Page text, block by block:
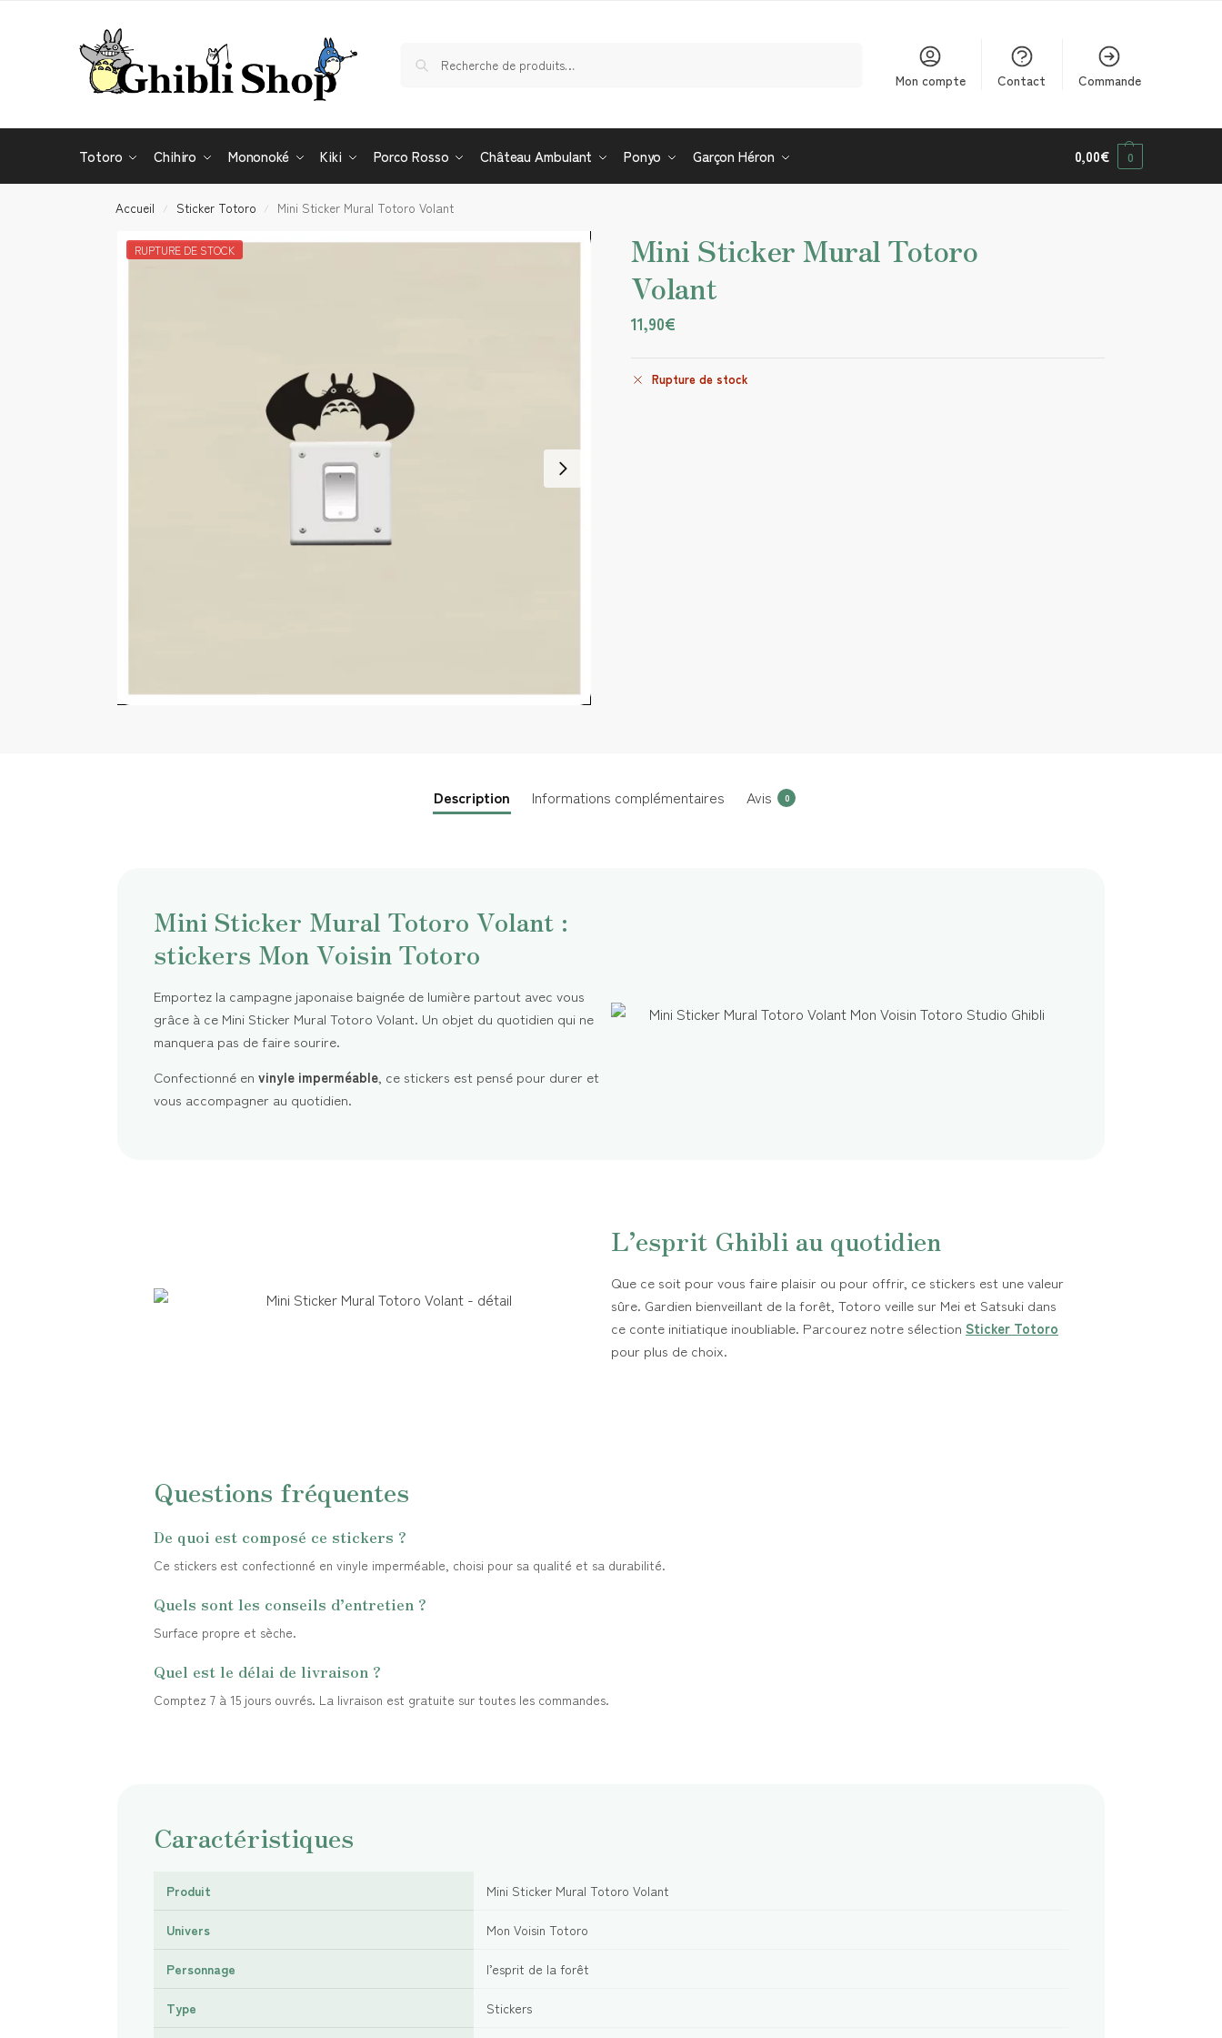
Mon compte Contact Commande
Totoro Chihiro Mononoké Kiki Porco Rosso Château Ambulant Ponyo Garçon Héron 0,00€ 0
Accueil / Sticker Totoro / Mini Sticker Mural Totoro Volant
RUPTURE DE STOCK
Mini Sticker Mural Totoro
Volant
11,90€
Rupture de stock
Description Informations complémentaires Avis 0
Mini Sticker Mural Totoro Volant :
stickers Mon Voisin Totoro
Emportez la campagne japonaise baignée de lumière partout avec vous
grâce à ce Mini Sticker Mural Totoro Volant. Un objet du quotidien qui ne
manquera pas de faire sourire.
Confectionné en vinyle imperméable, ce stickers est pensé pour durer et
vous accompagner au quotidien.
L’esprit Ghibli au quotidien
Que ce soit pour vous faire plaisir ou pour offrir, ce stickers est une valeur
sûre. Gardien bienveillant de la forêt, Totoro veille sur Mei et Satsuki dans
ce conte initiatique inoubliable. Parcourez notre sélection Sticker Totoro
pour plus de choix.
Questions fréquentes
De quoi est composé ce stickers ?
Ce stickers est confectionné en vinyle imperméable, choisi pour sa qualité et sa durabilité.
Quels sont les conseils d’entretien ?
Surface propre et sèche.
Quel est le délai de livraison ?
Comptez 7 à 15 jours ouvrés. La livraison est gratuite sur toutes les commandes.
Caractéristiques
Produit Mini Sticker Mural Totoro Volant
Univers Mon Voisin Totoro
Personnage l’esprit de la forêt
Type Stickers